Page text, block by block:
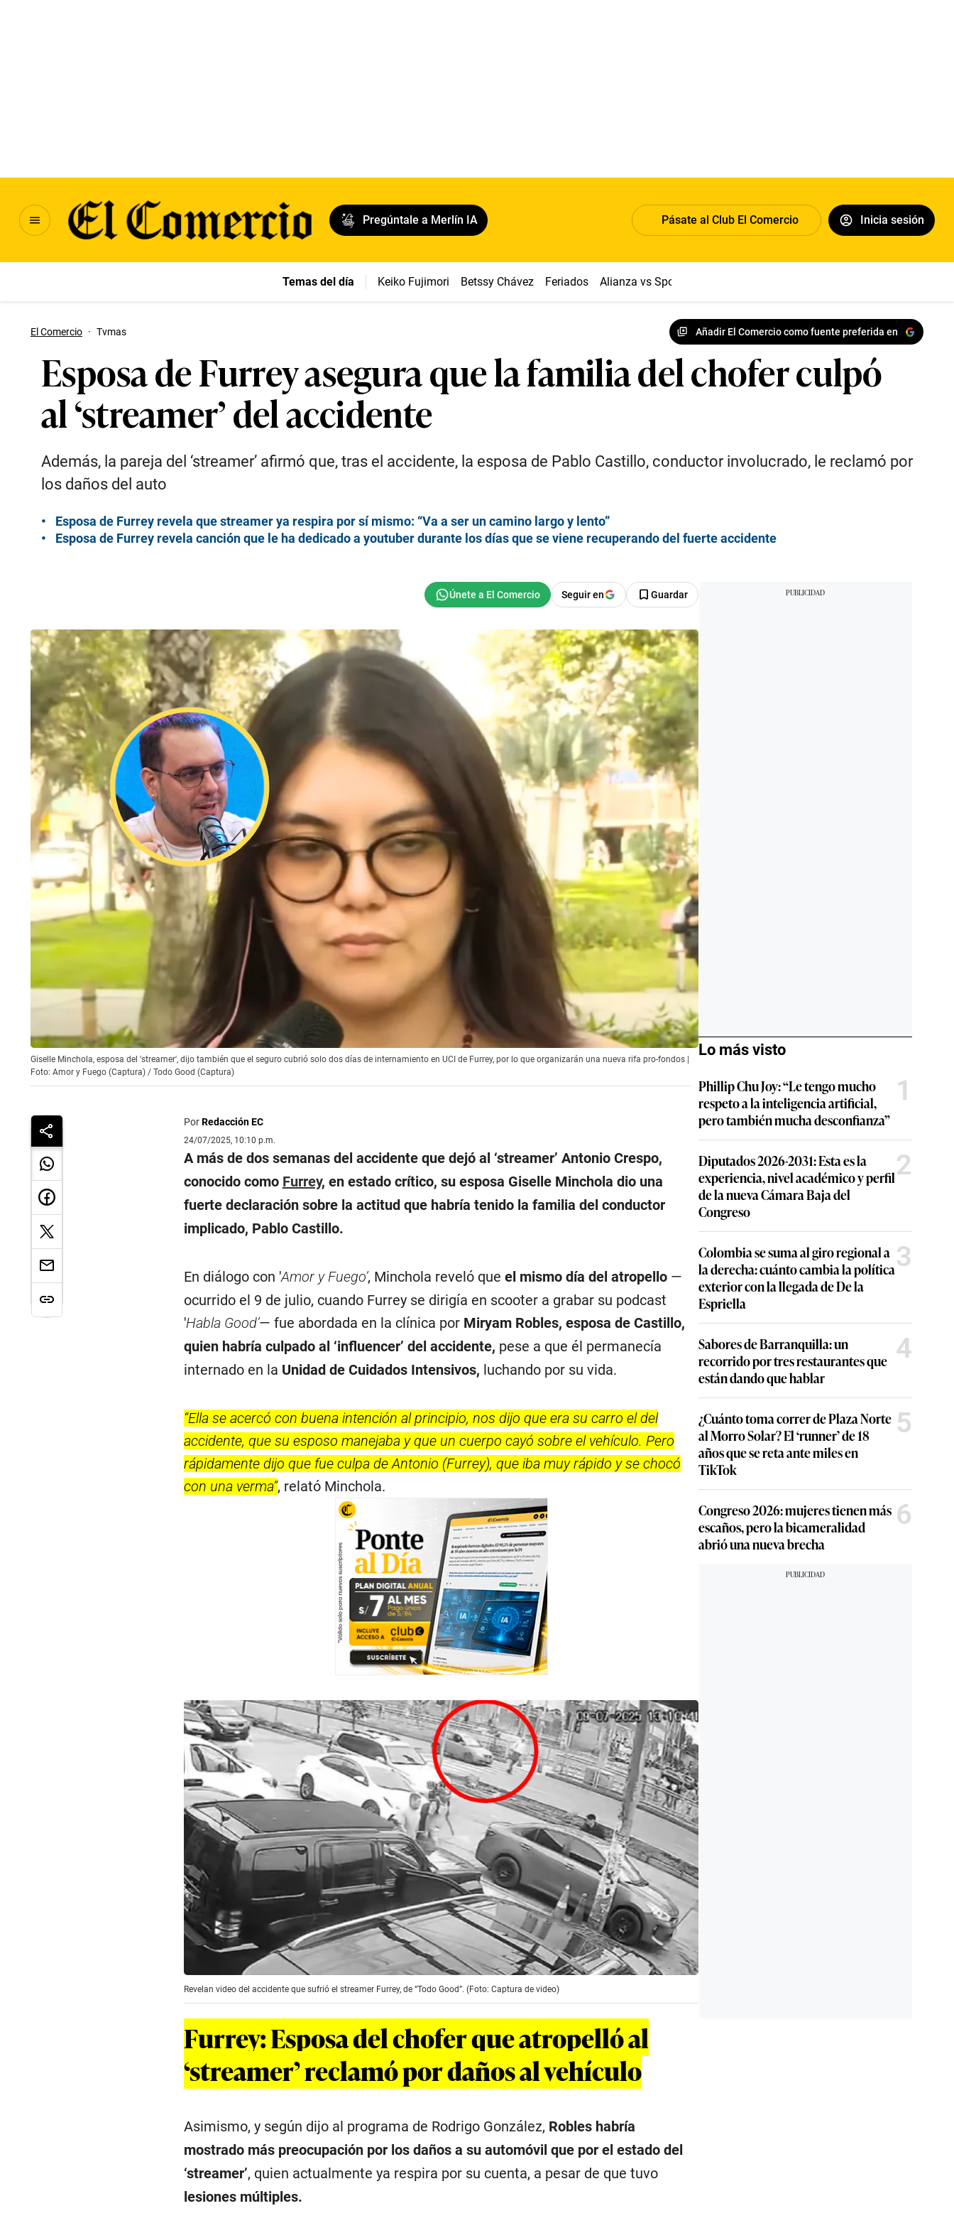
Pregúntale a Merlín IA Pásate al Club El Comercio Inicia sesión
Temas del día Keiko Fujimori Betssy Chávez Feriados Alianza vs Sport Boys
El Comercio · Tvmas Añadir El Comercio como fuente preferida en
Esposa de Furrey asegura que la familia del chofer culpó
al ‘streamer’ del accidente
Además, la pareja del ‘streamer’ afirmó que, tras el accidente, la esposa de Pablo Castillo, conductor involucrado, le reclamó por
los daños del auto
Esposa de Furrey revela que streamer ya respira por sí mismo: “Va a ser un camino largo y lento”
Esposa de Furrey revela canción que le ha dedicado a youtuber durante los días que se viene recuperando del fuerte accidente
Seguir en Guardar
Giselle Minchola, esposa del 'streamer', dijo también que el seguro cubrió solo dos días de internamiento en UCI de Furrey, por lo que organizarán una nueva rifa pro-fondos |
Foto: Amor y Fuego (Captura) / Todo Good (Captura)
PorRedacción EC
24/07/2025, 10:10 p.m.
A más de dos semanas del accidente que dejó al ‘streamer’ Antonio Crespo,
conocido como Furrey, en estado crítico, su esposa Giselle Minchola dio una
fuerte declaración sobre la actitud que habría tenido la familia del conductor
implicado, Pablo Castillo.
En diálogo con 'Amor y Fuego’, Minchola reveló que el mismo día del atropello—
ocurrido el 9 de julio, cuando Furrey se dirigía en scooter a grabar su podcast
'Habla Good’— fue abordada en la clínica por Miryam Robles, esposa de Castillo,
quien habría culpado al ‘influencer’ del accidente, pese a que él permanecía
internado en la Unidad de Cuidados Intensivos, luchando por su vida.
“Ella se acercó con buena intención al principio, nos dijo que era su carro el del
accidente, que su esposo manejaba y que un cuerpo cayó sobre el vehículo. Pero
rápidamente dijo que fue culpa de Antonio (Furrey), que iba muy rápido y se chocó
con una verma”, relató Minchola.
Revelan video del accidente que sufrió el streamer Furrey, de “Todo Good”. (Foto: Captura de video)
Furrey: Esposa del chofer que atropelló al
‘streamer’ reclamó por daños al vehículo
Asimismo, y según dijo al programa de Rodrigo González, Robles habría
mostrado más preocupación por los daños a su automóvil que por el estado del
‘streamer’, quien actualmente ya respira por su cuenta, a pesar de que tuvo
lesiones múltiples.
Lo más visto
Phillip Chu Joy: “Le tengo mucho
respeto a la inteligencia artificial,
pero también mucha desconfianza”
1
Diputados 2026-2031: Esta es la
experiencia, nivel académico y perfil
de la nueva Cámara Baja del
Congreso
2
Colombia se suma al giro regional a
la derecha: cuánto cambia la política
exterior con la llegada de De la
Espriella
3
Sabores de Barranquilla: un
recorrido por tres restaurantes que
están dando que hablar
4
¿Cuánto toma correr de Plaza Norte
al Morro Solar? El ‘runner’ de 18
años que se reta ante miles en
TikTok
5
Congreso 2026: mujeres tienen más
escaños, pero la bicameralidad
abrió una nueva brecha
6